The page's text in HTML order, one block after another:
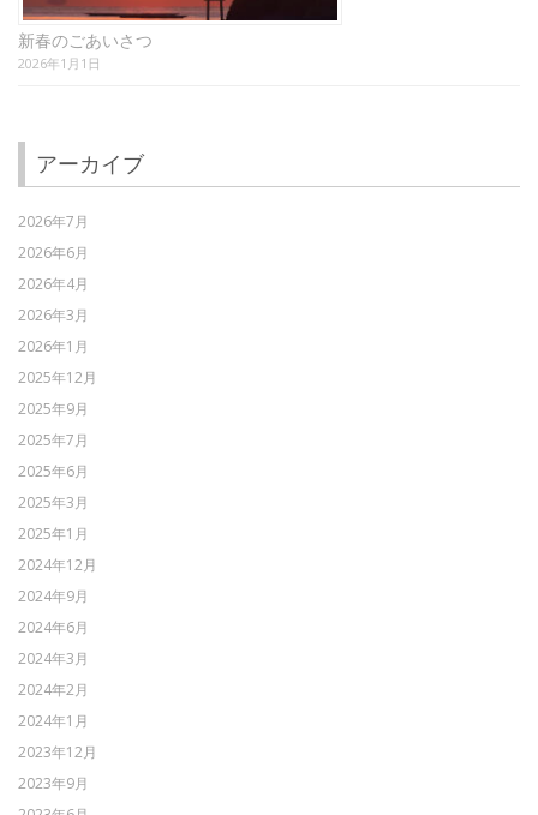
新春のごあいさつ
2026年1月1日
アーカイブ
2026年7月
2026年6月
2026年4月
2026年3月
2026年1月
2025年12月
2025年9月
2025年7月
2025年6月
2025年3月
2025年1月
2024年12月
2024年9月
2024年6月
2024年3月
2024年2月
2024年1月
2023年12月
2023年9月